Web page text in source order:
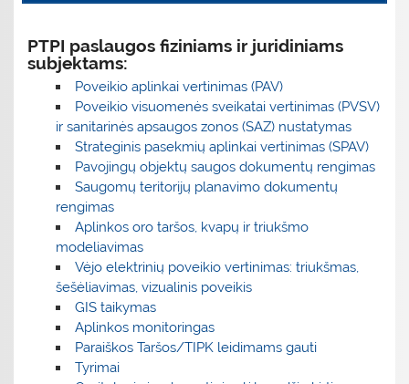
PTPI paslaugos fiziniams ir juridiniams
subjektams:
Poveikio aplinkai vertinimas (PAV)
Poveikio visuomenės sveikatai vertinimas (PVSV)
ir sanitarinės apsaugos zonos (SAZ) nustatymas
Strateginis pasekmių aplinkai vertinimas (SPAV)
Pavojingų objektų saugos dokumentų rengimas
Saugomų teritorijų planavimo dokumentų
rengimas
Aplinkos oro taršos, kvapų ir triukšmo
modeliavimas
Vėjo elektrinių poveikio vertinimas: triukšmas,
šešėliavimas, vizualinis poveikis
GIS taikymas
Aplinkos monitoringas
Paraiškos Taršos/TIPK leidimams gauti
Tyrimai